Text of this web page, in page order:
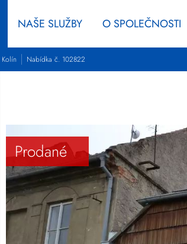
NAŠE SLUŽBY O SPOLEČNOSTI
Nabídka č. 102822
Prodané